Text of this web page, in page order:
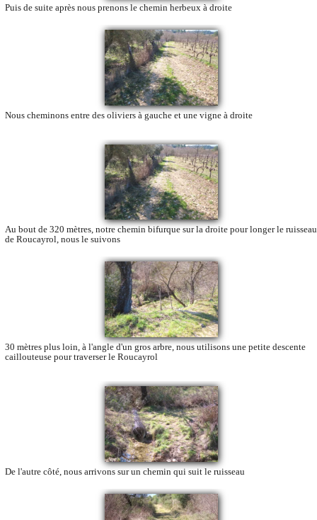
Puis de suite après nous prenons le chemin herbeux à droite
Nous cheminons entre des oliviers à gauche et une vigne à droite
Au bout de 320 mètres, notre chemin bifurque sur la droite pour longer le ruisseau
de Roucayrol, nous le suivons
30 mètres plus loin, à l'angle d'un gros arbre, nous utilisons une petite descente
caillouteuse pour traverser le Roucayrol
De l'autre côté, nous arrivons sur un chemin qui suit le ruisseau